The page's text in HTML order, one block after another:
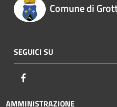
Comune di
SEGUICI SU
AMMINISTRAZIONE